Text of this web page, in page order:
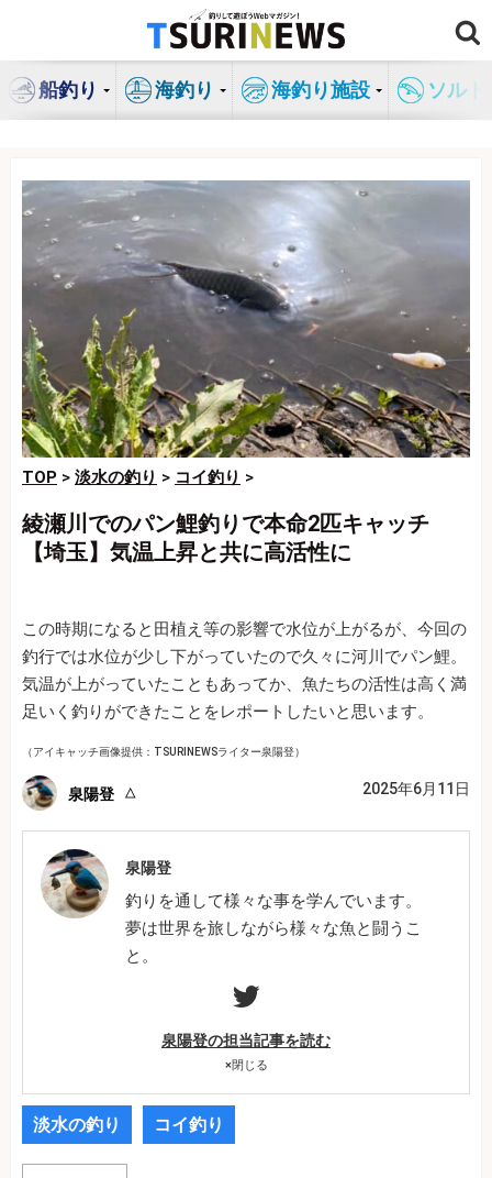
ン
船釣り 海釣り 海釣り施設 ソル
TOP > 淡水の釣り > コイ釣り >
綾瀬川でのパン鯉釣りで本命2匹キャッチ
【埼玉】気温上昇と共に高活性に
この時期になると田植え等の影響で水位が上がるが、今回の
釣行では水位が少し下がっていたので久々に河川でパン鯉。
気温が上がっていたこともあってか、魚たちの活性は高く満
足いく釣りができたことをレポートしたいと思います。
（アイキャッチ画像提供：TSURINEWSライター泉陽登）
泉陽登 2025年6月11日
泉陽登
釣りを通して様々な事を学んでいます。
夢は世界を旅しながら様々な魚と闘うこ
と。
泉陽登の担当記事を読む
×閉じる
淡水の釣り コイ釣り